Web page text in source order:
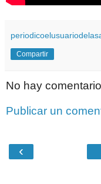
Compartir
No hay
Publicar un
‹